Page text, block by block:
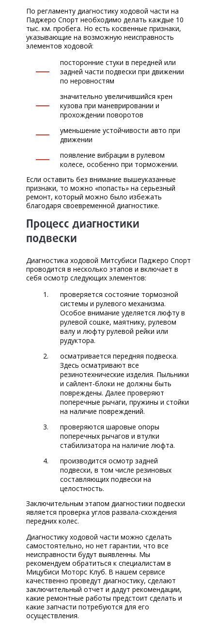
По регламенту диагностику ходовой части на
Паджеро Спорт необходимо делать каждые 10
тыс. км. пробега. Но есть косвенные признаки,
указывающие на возможную неисправность
элементов ходовой:
посторонние стуки в передней или
задней части подвески при движении
по неровностям
значительно увеличившийся крен
кузова при маневрировании и
прохождении поворотов
уменьшение устойчивости авто при
движении
появление вибрации в рулевом
колесе, особенно при торможении.
Если оставить без внимание вышеуказанные
признаки, то можно «попасть» на серьезный
ремонт, который можно было избежать
благодаря своевременной диагностике.
Процесс диагностики
подвески
Диагностика ходовой Митсубиси Паджеро Спорт
проводится в несколько этапов и включает в
себя осмотр следующих элементов:
проверяется состояние тормозной
системы и рулевого механизма.
Особое внимание уделяется люфту в
рулевой сошке, маятнику, рулевом
валу и люфту рулевой рейки или
рудуктора.
осматривается передняя подвеска.
Здесь осматривают все
резинотехнические изделия. Пыльники
и сайлент-блоки не должны быть
повреждены. Далее проверяют
поперечные рычаги, пружины и стойки
на наличие повреждений.
проверяются шаровые опоры
поперечных рычагов и втулки
стабилизатора на наличие люфта.
производится осмотр задней
подвески, в том числе резиновых
составляющих подвески на
целостность.
Заключительным этапом диагностики подвески
является проверка углов развала-схождения
передних колес.
Диагностику ходовой части можно сделать
самостоятельно, но нет гарантии, что все
неисправности будут выявленны. Мы
рекомендуем обратиться к специалистам в
Мицубиси Моторс Клуб. В нашем сервисе
качественно проведут диагностику, сделают
заключительный отчет и дадут рекомендации,
какие ремонтные работы предстоит сделать и
какие запчасти потребуются для его
осуществления.